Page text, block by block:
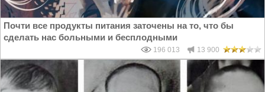
Почти все продукты питания заточены на то, что бы
сделать нас больными и бесплодными
196 013 13 900